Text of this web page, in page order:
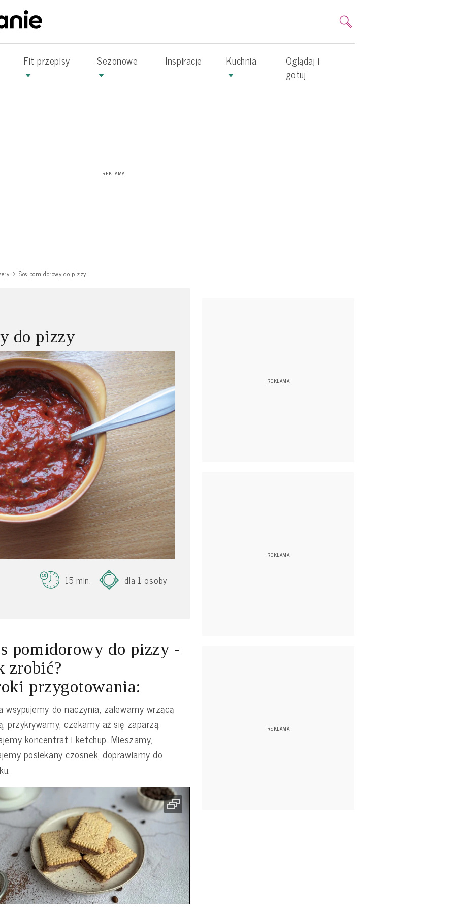
Fit przepisy Sezonowe Inspiracje Kuchnia
Oglądaj i
gotuj
Sos pomidorowy do pizzy
do pizzy
15 min. dla 1 osoby
pomidorowy do pizzy -
zrobić?
przygotowania:
wsypujemy do naczynia, zalewamy wrzącą
przykrywamy, czekamy aż się zaparzą.
koncentrat i ketchup. Mieszamy,
posiekany czosnek, doprawiamy do